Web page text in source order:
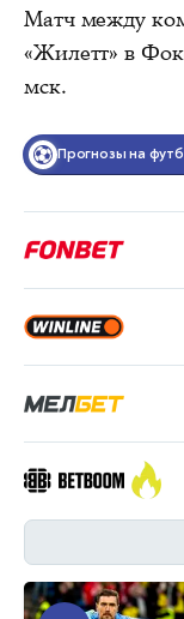
Матч между
«Жилетт» в
мск.
Прогнозы на